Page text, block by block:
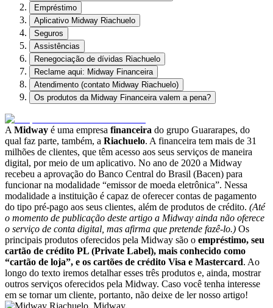
Empréstimo
Aplicativo Midway Riachuelo
Seguros
Assistências
Renegociação de dívidas Riachuelo
Reclame aqui: Midway Financeira
Atendimento (contato Midway Riachuelo)
Os produtos da Midway Financeira valem a pena?
A Midway é uma empresa financeira do grupo Guararapes, do
qual faz parte, também, a Riachuelo. A financeira tem mais de 31
milhões de clientes, que têm acesso aos seus serviços de maneira
digital, por meio de um aplicativo. No ano de 2020 a Midway
recebeu a aprovação do Banco Central do Brasil (Bacen) para
funcionar na modalidade “emissor de moeda eletrônica”. Nessa
modalidade a instituição é capaz de oferecer contas de pagamento
do tipo pré-pago aos seus clientes, além de produtos de crédito. (Até
o momento de publicação deste artigo a Midway ainda não oferece
o serviço de conta digital, mas afirma que pretende fazê-lo.) Os
principais produtos oferecidos pela Midway são o empréstimo, seu
cartão de crédito PL (Private Label), mais conhecido como
“cartão de loja”, e os cartões de crédito Visa e Mastercard. Ao
longo do texto iremos detalhar esses três produtos e, ainda, mostrar
outros serviços oferecidos pela Midway. Caso você tenha interesse
em se tornar um cliente, portanto, não deixe de ler nosso artigo!